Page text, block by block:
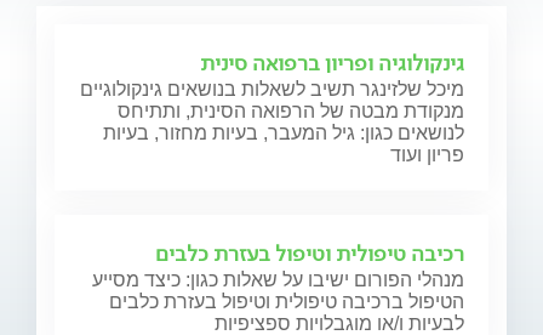
גינקולוגיה ופריון ברפואה סינית
מיכל שלזינגר תשיב לשאלות בנושאים גינקולוגיים
מנקודת מבטה של הרפואה הסינית, ותתיחס
לנושאים כגון: גיל המעבר, בעיות מחזור, בעיות
פריון ועוד
רכיבה טיפולית וטיפול בעזרת כלבים
מנהלי הפורום ישיבו על שאלות כגון: כיצד מסייע
הטיפול ברכיבה טיפולית וטיפול בעזרת כלבים
לבעיות ו/או מוגבלויות ספציפיות